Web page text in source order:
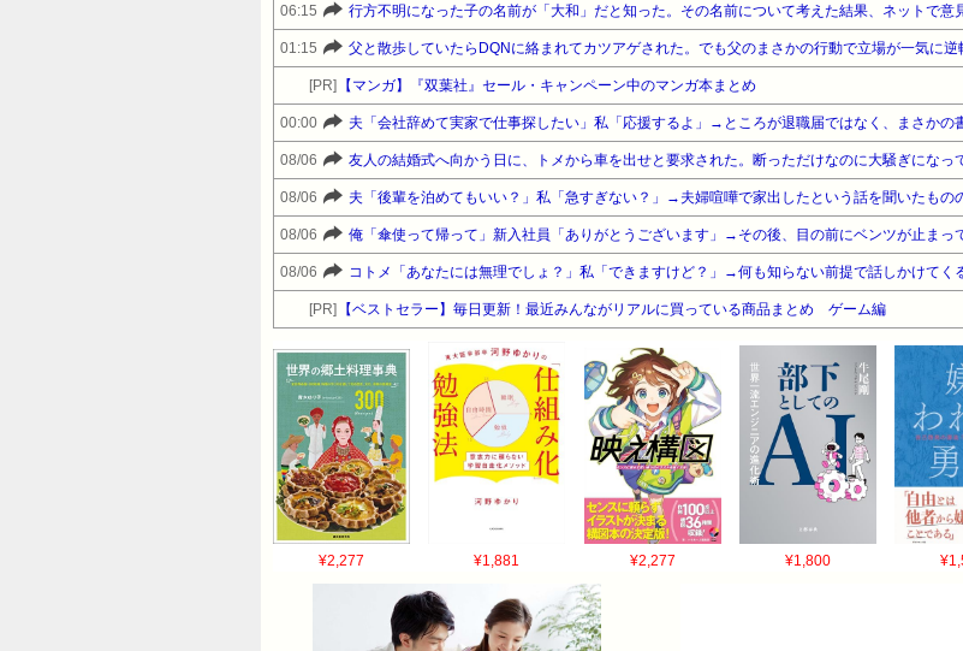
06:15 行方不明になった子の名前が「大和」だと知った。その名前について考えた結果、ネットで意
01:15 父と散歩していたらDQNに絡まれてカツアゲされた。でも父のまさかの行動で立場が一気に逆
[PR] 【マンガ】『双葉社』セール・キャンペーン中のマンガ本まとめ
00:00 夫「会社辞めて実家で仕事探したい」私「応援するよ」→ところが退職届ではなく、まさかの
08/06 友人の結婚式へ向かう日に、トメから車を出せと要求された。断っただけなのに大騒ぎになっ
08/06 夫「後輩を泊めてもいい？」私「急すぎない？」→夫婦喧嘩で家出したという話を聞いたもの
08/06 俺「傘使って帰って」新入社員「ありがとうございます」→その後、目の前にベンツが止まっ
08/06 コトメ「あなたには無理でしょ？」私「できますけど？」→何も知らない前提で話しかけてく
[PR] 【ベストセラー】毎日更新！最近みんながリアルに買っている商品まとめ ゲーム編
¥2,277 ¥1,881 ¥2,277 ¥1,800